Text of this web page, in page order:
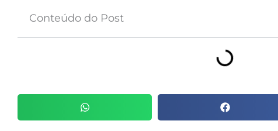
Conteúdo do Post